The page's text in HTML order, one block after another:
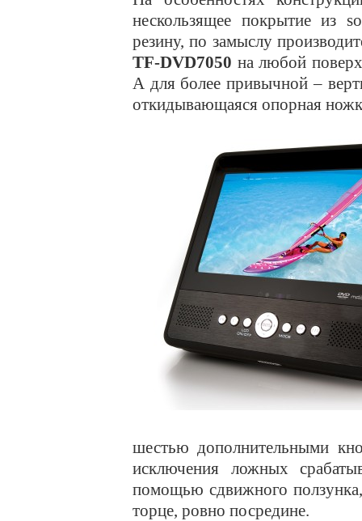
нескользящее покрытие из
резину, по замыслу
TF-DVD7050 на любой
А для более привычной –
откидывающаяся опорная
шестью дополнительными
исключения ложных
помощью сдвижного
торце, ровно посредине.